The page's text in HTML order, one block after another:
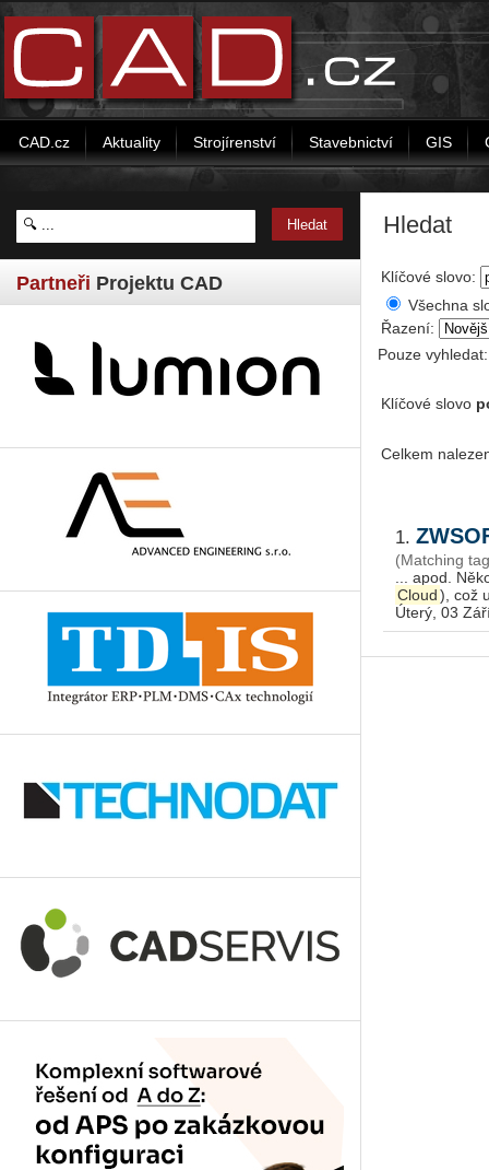
CAD.cz Aktuality Strojírenství Stavebnictví GIS
Partneři Projektu CAD
Hledat
Klíčové slovo:
Všechna
Řazení:
Pouze
Klíčové slovo
Celkem
1.
(Matching
... apod.
Cloud
Úterý, 03